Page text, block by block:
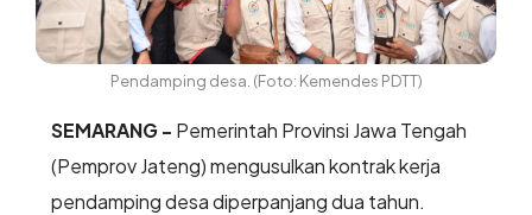
Pendamping desa. (Foto: Kemendes PDTT)
SEMARANG - Pemerintah Provinsi Jawa Tengah
(Pemprov Jateng) mengusulkan kontrak kerja
pendamping desa diperpanjang dua tahun.